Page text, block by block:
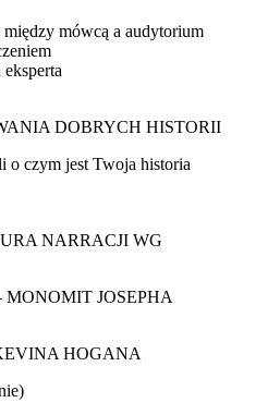
między mówcą a audytorium
DOBRYCH HISTORII
o czym jest Twoja historia
NARRACJI WG
MONOMIT JOSEPHA
HOGANA